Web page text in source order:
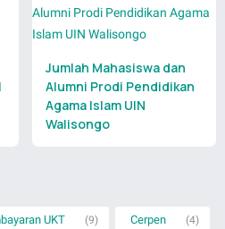
Jumlah Mahasiswa dan
Alumni Prodi Pendidikan
Agama Islam UIN
Walisongo
UKT (9) Cerpen (4)